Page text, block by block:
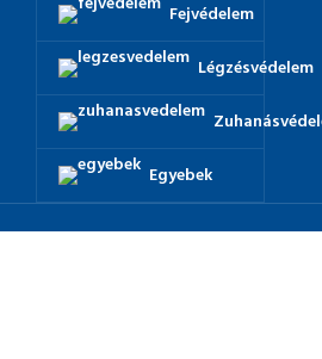
Fejvédelem
Légzésvédelem
Egyebek